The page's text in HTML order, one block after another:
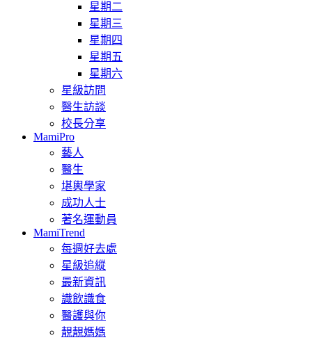
星期二
星期三
星期四
星期五
星期六
星級訪問
醫生訪談
校長分享
MamiPro
藝人
醫生
堪輿學家
成功人士
著名運動員
MamiTrend
每週好去處
星級追縱
最新資訊
識飲識食
醫護與你
靚靚媽媽